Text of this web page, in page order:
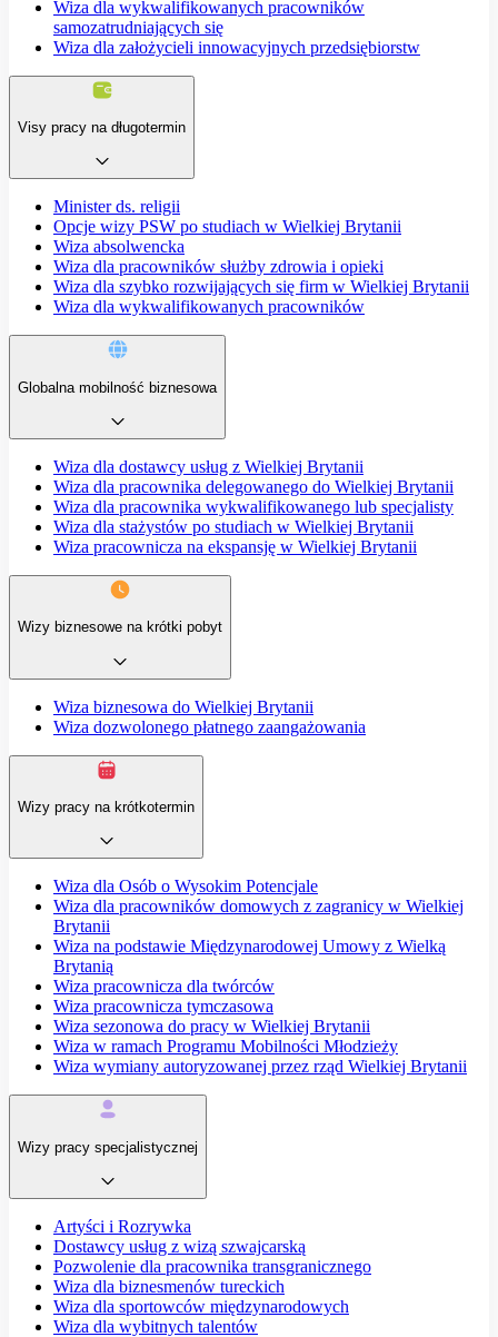
Wiza dla wykwalifikowanych pracowników
samozatrudniających się
Wiza dla założycieli innowacyjnych przedsiębiorstw
Visy pracy na długotermin
Minister ds. religii
Opcje wizy PSW po studiach w Wielkiej Brytanii
Wiza absolwencka
Wiza dla pracowników służby zdrowia i opieki
Wiza dla szybko rozwijających się firm w Wielkiej Brytanii
Wiza dla wykwalifikowanych pracowników
Globalna mobilność biznesowa
Wiza dla dostawcy usług z Wielkiej Brytanii
Wiza dla pracownika delegowanego do Wielkiej Brytanii
Wiza dla pracownika wykwalifikowanego lub specjalisty
Wiza dla stażystów po studiach w Wielkiej Brytanii
Wiza pracownicza na ekspansję w Wielkiej Brytanii
Wizy biznesowe na krótki pobyt
Wiza biznesowa do Wielkiej Brytanii
Wiza dozwolonego płatnego zaangażowania
Wizy pracy na krótkotermin
Wiza dla Osób o Wysokim Potencjale
Wiza dla pracowników domowych z zagranicy w Wielkiej
Brytanii
Wiza na podstawie Międzynarodowej Umowy z Wielką
Brytanią
Wiza pracownicza dla twórców
Wiza pracownicza tymczasowa
Wiza sezonowa do pracy w Wielkiej Brytanii
Wiza w ramach Programu Mobilności Młodzieży
Wiza wymiany autoryzowanej przez rząd Wielkiej Brytanii
Wizy pracy specjalistycznej
Artyści i Rozrywka
Dostawcy usług z wizą szwajcarską
Pozwolenie dla pracownika transgranicznego
Wiza dla biznesmenów tureckich
Wiza dla sportowców międzynarodowych
Wiza dla wybitnych talentów